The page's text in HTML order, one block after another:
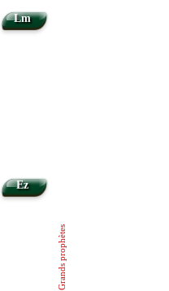
Lm
Ez
Grands prophètes